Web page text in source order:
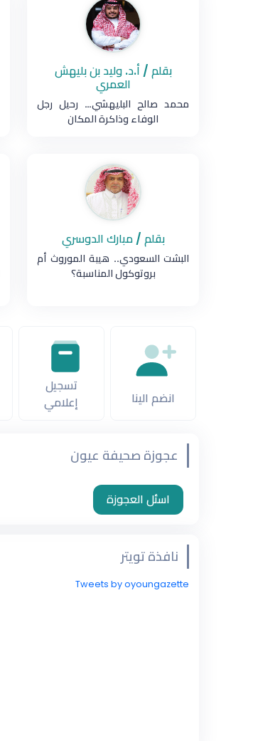
بقلم / أ.د. وليد بن بليهش
العمري
محمد صالح البليهشي… رحيل رجل
الوفاء وذاكرة المكان
بقلم / مبارك الدوسري
البشت السعودي.. هيبة الموروث أم
بروتوكول المناسبة؟
انضم الينا
تسجيل
إعلامي
عجوزة صحيفة عيون
اسئل العجوزة
نافذة تويتر
Tweets by oyoungazette